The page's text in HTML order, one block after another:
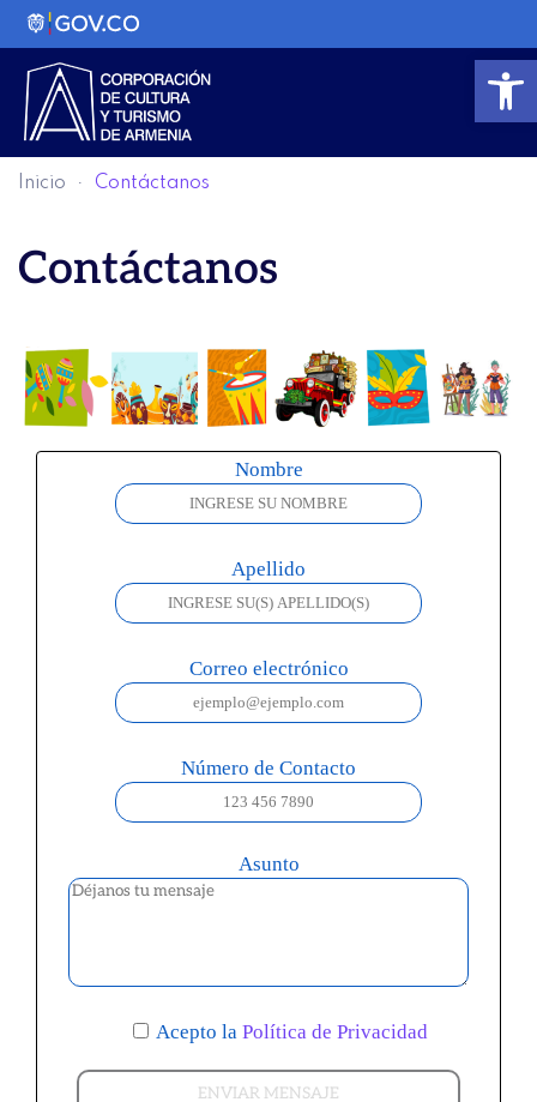
Inicio Contáctanos
Contáctanos
Nombre
Apellido
Correo electrónico
Número de Contacto
Asunto
Acepto la Política de Privacidad